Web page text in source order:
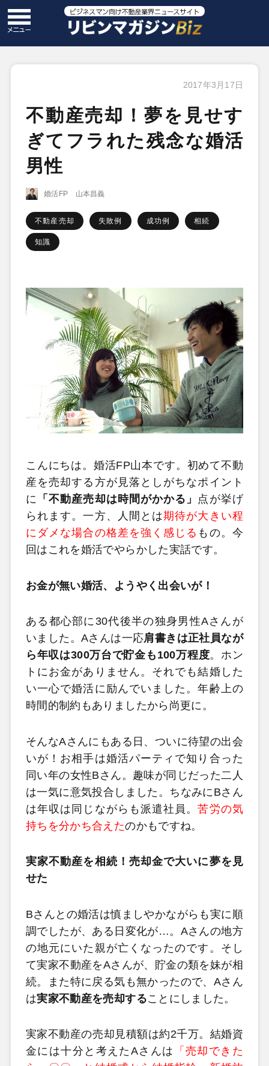
2017年3月17日
不動産売却！夢を見せす
ぎてフラれた残念な婚活
男性
婚活FP 山本昌義
不動産売却 失敗例 成功例 相続
知識
こんにちは。婚活FP山本です。初めて不動
産を売却する方が見落としがちなポイント
に 「不動産売却は時間がかかる」 点が挙げ
られます。一方、人間とは期待が大きい程
にダメな場合の格差を強く感じる もの。今
回はこれを婚活でやらかした実話です。
お金が無い婚活、ようやく出会いが！
ある都心部に30代後半の独身男性Aさんが
いました。Aさんは一応肩書きは正社員なが
ら年収は300万台で貯金も100万程度。ホン
トにお金がありません。それでも結婚した
い一心で婚活に励んでいました。年齢上の
時間的制約もありましたから尚更に。
そんなAさんにもある日、ついに待望の出会
いが！お相手は婚活パーティで知り合った
同い年の女性Bさん。趣味が同じだった二人
は一気に意気投合しました。ちなみにBさん
は年収は同じながらも派遣社員。苦労の気
持ちを分かち合えたのかもですね。
実家不動産を相続！売却金で大いに夢を見
せた
Bさんとの婚活は慎ましやかながらも実に順
調でしたが、ある日変化が…。Aさんの地方
の地元にいた親が亡くなったのです。そし
て実家不動産をAさんが、貯金の類を妹が相
続。また特に戻る気も無かったので、Aさん
は実家不動産を売却することにしました。
実家不動産の売却見積額は約2千万。結婚資
金には十分と考えたAさんは
「売却できた